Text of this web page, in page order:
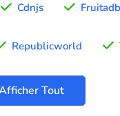
Cdnjs
Republicworld
Tout